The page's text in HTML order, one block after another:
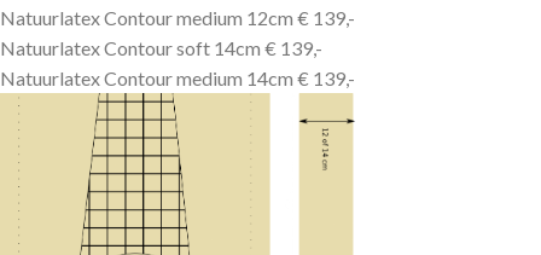
Natuurlatex Contour medium 12cm € 139,-
Natuurlatex Contour soft 14cm € 139,-
Natuurlatex Contour medium 14cm € 139,-